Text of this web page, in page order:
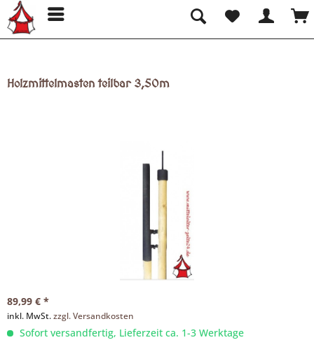
Holzmittelmasten teilbar 3,50m
89,99 € *
inkl. MwSt.zzgl. Versandkosten
Sofort versandfertig, Lieferzeit ca. 1-3 Werktage